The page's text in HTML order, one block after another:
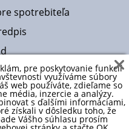
spotrebiteľa
parochní
pre poskytovanie funkcií
využíváme súbory
web používáte, zdieľame so
média, inzercie a analýzy.
s ďalšími informáciami,
získali v dôsledku toho, že
Vášho súhlasu prosím